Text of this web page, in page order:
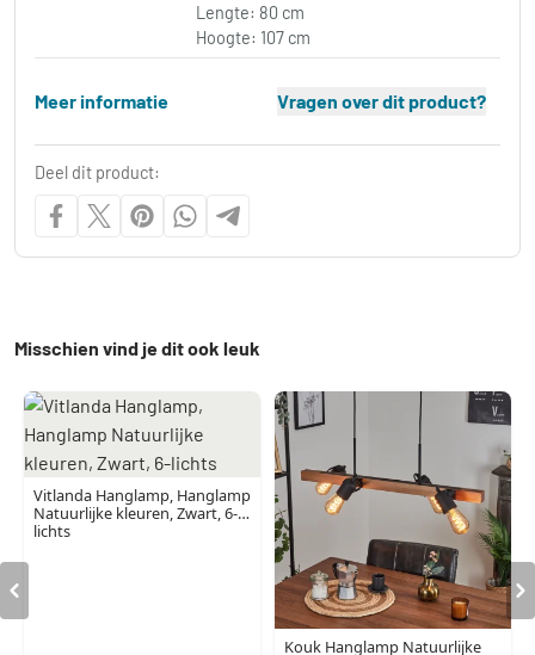
Lengte: 80 cm
Hoogte: 107 cm
Meer informatie Vragen over dit product?
Deel dit product:
Misschien vind je dit ook leuk
Vitlanda Hanglamp, Hanglamp
Natuurlijke kleuren, Zwart, 6-
lichts
Kouk Hanglamp Natuurlijke